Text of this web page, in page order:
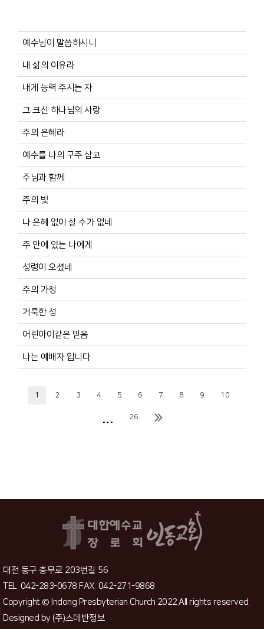
예수님이 말씀하시니
내 삶의 이유라
내게 능력 주시는 자
그 크신 하나님의 사랑
주의 은혜라
예수를 나의 구주 삼고
주님과 함께
주의 빛
나 은혜 없이 살 수가 없네
주 안에 있는 나에게
성령이 오셨네
주의 가정
거룩한 성
어린아이같은 믿음
나는 예배자 입니다
1 2 3 4 5 6 7 8 9 10
... 26
대전 동구 충무로 203번길 56
TEL. 042-283-0678 FAX. 042-271-9868
Copyright © Indong Presbyterian Church 2022.All rights reserved.
Designed by(주)스데반정보